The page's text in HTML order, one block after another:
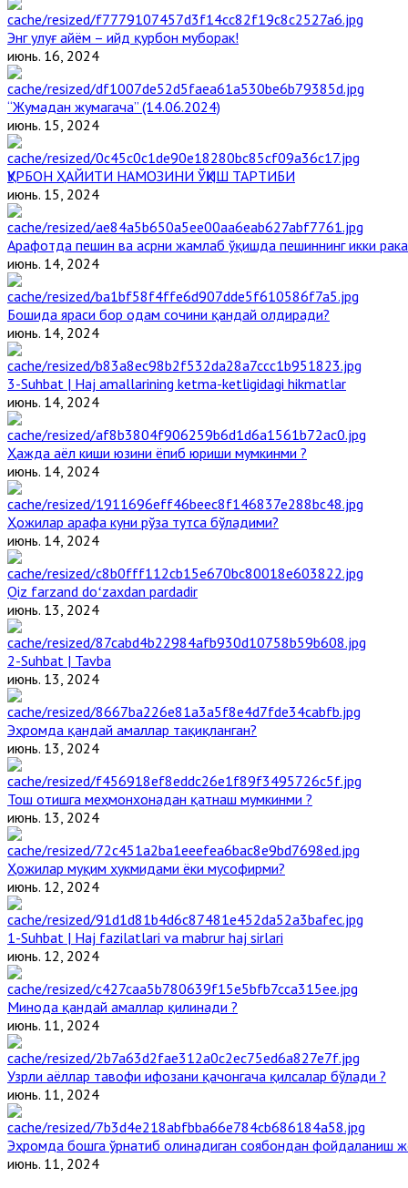
Энг улуғ айём – ийд қурбон муборак!
июнь. 16, 2024
“Жумадан жумагача” (14.06.2024)
июнь. 15, 2024
ҚУРБОН ҲАЙИТИ НАМОЗИНИ ЎҚИШ ТАРТИБИ
июнь. 15, 2024
Арафотда пешин ва асрни жамлаб ўқишда пешиннинг икки
июнь. 14, 2024
Бошида яраси бор одам сочини қандай олдиради?
июнь. 14, 2024
3-Suhbat | Haj amallarining ketma-ketligidagi hikmatlar
июнь. 14, 2024
Ҳажда аёл киши юзини ёпиб юриши мумкинми ?
июнь. 14, 2024
Ҳожилар арафа куни рўза тутса бўладими?
июнь. 14, 2024
Qiz farzand doʻzaxdan pardadir
июнь. 13, 2024
2-Suhbat | Tavba
июнь. 13, 2024
Эҳромда қандай амаллар тақиқланган?
июнь. 13, 2024
Тош отишга меҳмонхонадан қатнаш мумкинми ?
июнь. 13, 2024
Ҳожилар муқим ҳукмидами ёки мусофирми?
июнь. 12, 2024
1-Suhbat | Haj fazilatlari va mabrur haj sirlari
июнь. 12, 2024
Минода қандай амаллар қилинади ?
июнь. 11, 2024
Узрли аёллар тавофи ифозани қачонгача қилсалар бўлади ?
июнь. 11, 2024
Эҳромда бошга ўрнатиб олинадиган соябондан фойдаланиш
июнь. 11, 2024